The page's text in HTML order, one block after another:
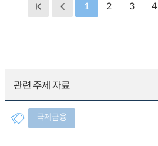
1 2 3 4
관련 주제 자료
국제금융